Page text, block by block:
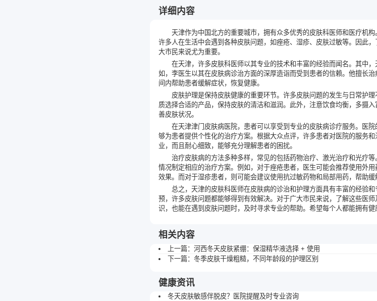
详细内容
天津作为中国北方的重要城市，拥有众多优秀的皮肤科医师和医疗机
许多人在生活中会遇到各种皮肤问题，如痤疮、湿疹、皮肤过敏等。因此
大市民来说尤为重要。
在天津，许多皮肤科医师以其专业的技术和丰富的经验而闻名。其中
如，李医生以其在皮肤病诊治方面的深厚造诣而受到患者的信赖。他擅长
间内帮助患者缓解症状，恢复健康。
皮肤护理是保持皮肤健康的重要环节。许多皮肤问题的发生与日常护
质选择合适的产品，保持皮肤的清洁和滋润。此外，注意饮食均衡，多摄
善皮肤状况。
在天津津门皮肤病医院，患者可以享受到专业的皮肤病诊疗服务。医
够为患者提供个性化的治疗方案。根据大众点评，许多患者对医院的服务
业，而且耐心细致，能够充分理解患者的困扰。
治疗皮肤病的方法多种多样，常见的包括药物治疗、激光治疗和光疗
情况制定相应的治疗方案。例如，对于痤疮患者，医生可能会推荐使用外
效果。而对于湿疹患者，则可能会建议使用抗过敏药物和局部用药，帮助缓
总之，天津的皮肤科医师在皮肤病的诊治和护理方面具有丰富的经验
预，许多皮肤问题都能够得到有效解决。对于广大市民来说，了解这些医
识，也能在遇到皮肤问题时，及时寻求专业的帮助。希望每个人都能拥有健
相关内容
上一篇： 河西冬天皮肤紧绷：保湿精华液选择 + 使用
下一篇： 冬季皮肤干燥粗糙，不同年龄段的护理区别
健康资讯
冬天皮肤敏感伴脱皮？医院提醒及时专业咨询